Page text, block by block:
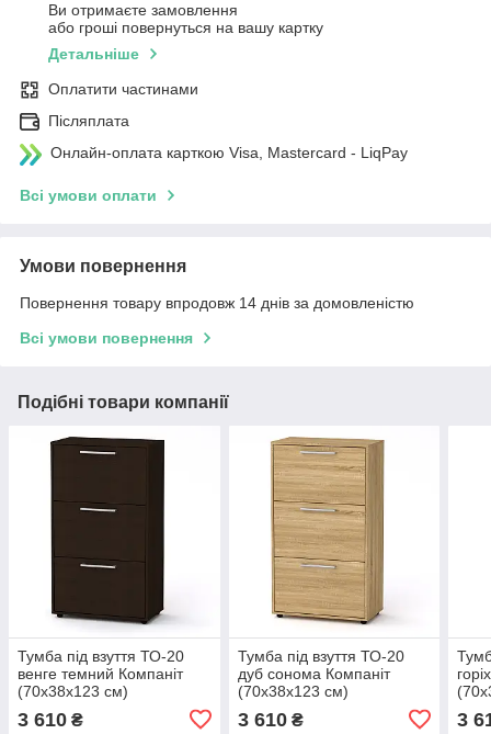
Ви отримаєте замовлення
або гроші повернуться на вашу картку
Детальніше
Оплатити частинами
Післяплата
Онлайн-оплата карткою Visa, Mastercard - LiqPay
Всі умови оплати
Умови повернення
Повернення товару впродовж 14 днів за домовленістю
Всі умови повернення
Подібні товари компанії
Тумба під взуття ТО-20
венге темний Компаніт
(70х38х123 см)
3 610 ₴
Тумба під взуття ТО-20
дуб сонома Компаніт
(70х38х123 см)
3 610₴ 3